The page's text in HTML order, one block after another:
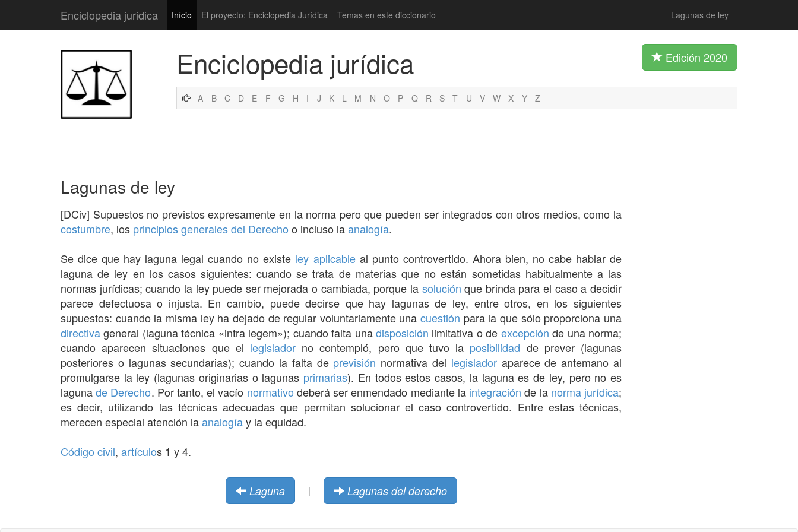
Enciclopedia juridica Início El proyecto: Enciclopedia Jurídica Temas en este diccionario Lagunas de ley
Enciclopedia jurídica Edición 2020
A B C D E F G H I J K L M N O P Q R S T U V W X Y Z
Lagunas de ley
[DCiv] Supuestos no previstos expresamente en la norma pero que pueden ser integrados con otros medios, como la
costumbre, los principios generales del Derecho o incluso laanalogía.
Se dice que hay laguna legal cuando no existe ley aplicableal punto controvertido. Ahora bien, no cabe hablar de
laguna de ley en los casos siguientes: cuando se trata de materias que no están sometidas habitualmente a las
normas jurídicas; cuando la ley puede ser mejorada o cambiada, porque la solución que brinda para el caso a decidir
parece defectuosa o injusta. En cambio, puede decirse que hay lagunas de ley, entre otros, en los siguientes
supuestos: cuando la misma ley ha dejado de regular voluntariamente unacuestión para la que sólo proporciona una
directivageneral (laguna técnica «intra legem»); cuando falta unadisposición limitativa o de excepción de una norma;
cuando aparecen situaciones que el legislador no contempló, pero que tuvo la posibilidad de prever (lagunas
posteriores o lagunas secundarias); cuando la falta de previsión normativa del legisladoraparece de antemano al
promulgarse la ley (lagunas originarias o lagunas primarias). En todos estos casos, la laguna es de ley, pero no es
lagunade Derecho. Por tanto, el vacío normativo deberá ser enmendado mediante la integración de la norma jurídica;
es decir, utilizando las técnicas adecuadas que permitan solucionar el caso controvertido. Entre estas técnicas,
merecen especial atención laanalogíay la equidad.
Código civil, artículos 1 y 4.
Laguna | Lagunas del derecho